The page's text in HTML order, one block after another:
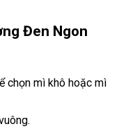
Đen Ngon
chọn mì khô hoặc mì